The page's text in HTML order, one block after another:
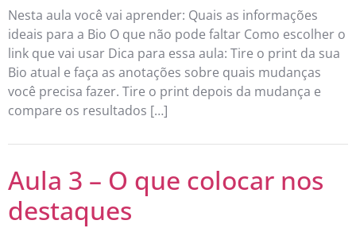
Nesta aula você vai aprender: Quais as informações
ideais para a Bio O que não pode faltar Como escolher o
link que vai usar Dica para essa aula: Tire o print da sua
Bio atual e faça as anotações sobre quais mudanças
você precisa fazer. Tire o print depois da mudança e
compare os resultados […]
Aula 3 – O que colocar nos
destaques